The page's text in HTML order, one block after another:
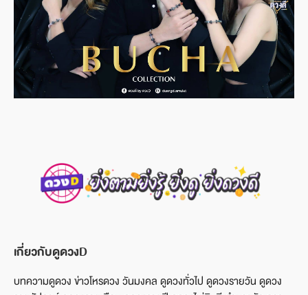
เกี่ยวกับดูดวงD
บทความดูดวง ข่าวโหรดวง วันมงคล ดูดวงทั่วไป ดูดวงรายวัน ดูดวง